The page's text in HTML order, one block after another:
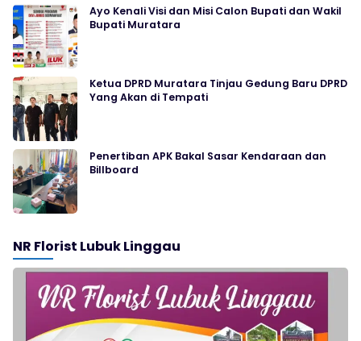
Ayo Kenali Visi dan Misi Calon Bupati dan Wakil
Bupati Muratara
Ketua DPRD Muratara Tinjau Gedung Baru DPRD
Yang Akan di Tempati
Penertiban APK Bakal Sasar Kendaraan dan
Billboard
NR Florist Lubuk Linggau